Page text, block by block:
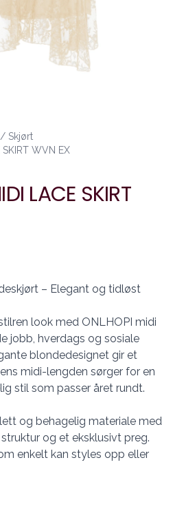
/ Skjørt
SKIRT WVN EX
LACE SKIRT
– Elegant og tidløst
look med ONLHOPI midi
jobb, hverdags og sosiale
blondedesignet gir et
midi-lengden sørger for en
stil som passer året rundt.
og behagelig materiale med
og et eksklusivt preg.
enkelt kan styles opp eller